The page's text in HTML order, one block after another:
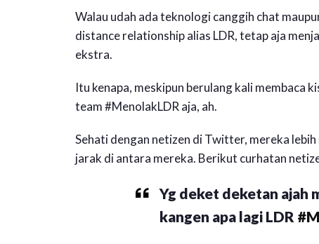
Walau udah ada teknologi canggih chat
distance relationship alias LDR, tetap aja
ekstra.
Itu kenapa, meskipun berulang kali membaca
team #MenolakLDR aja, ah.
Sehati dengan netizen di Twitter, mereka
jarak di antara mereka. Berikut curhatan
Yg deket deketan ajah
kangen apa lagi LDR